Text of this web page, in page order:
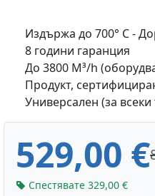
Издържа до 700° C -
8 години гаранция
До 3800 M³/h
Продукт,
Универсален (за
529,00 €
Спестявате 329,00 €